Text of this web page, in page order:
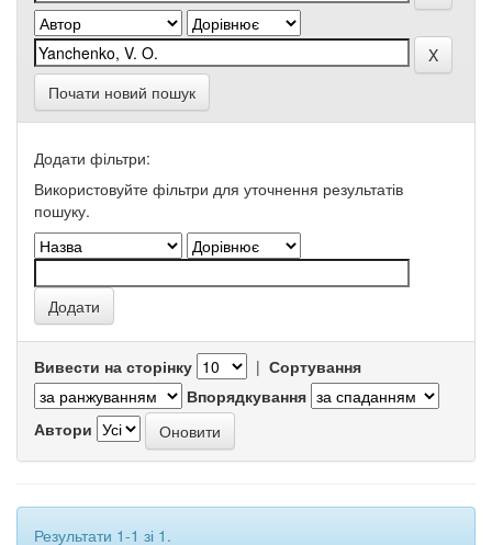
Почати новий пошук
Додати фільтри:
Використовуйте фільтри для уточнення результатів
пошуку.
Вивести на сторінку | Сортування
Впорядкування
Автори
Результати 1-1 зі 1.